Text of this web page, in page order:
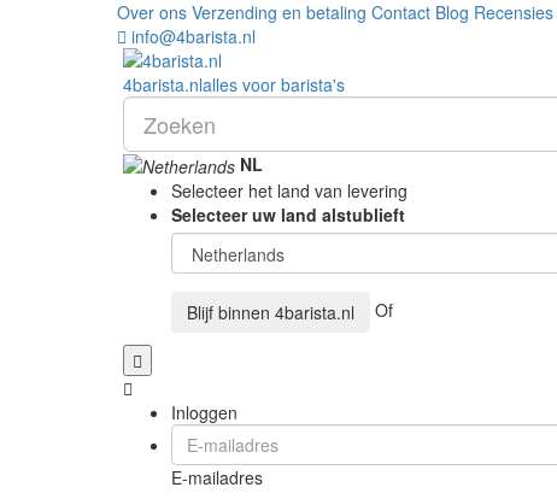
Over ons Verzending en betaling Contact Blog Recensies
info@4barista.nl
4barista.nlalles voor barista's
NL
Selecteer het land van levering
Selecteer uw land alstublieft
Blijf binnen 4barista.nl Of
Inloggen
E-mailadres